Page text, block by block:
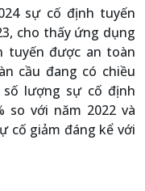
sự cố định tuyến
cho thấy ứng dụng
tuyến được an toàn
cầu đang có chiều
lượng sự cố định
so với năm 2022 và
cố giảm đáng kể với